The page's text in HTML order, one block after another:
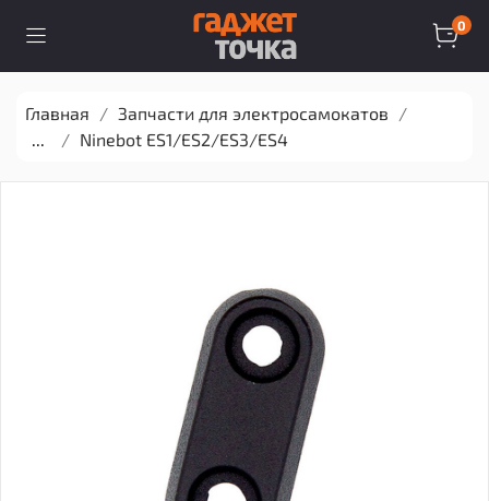
0
Главная
Запчасти для электросамокатов
...
Ninebot ES1/ES2/ES3/ES4